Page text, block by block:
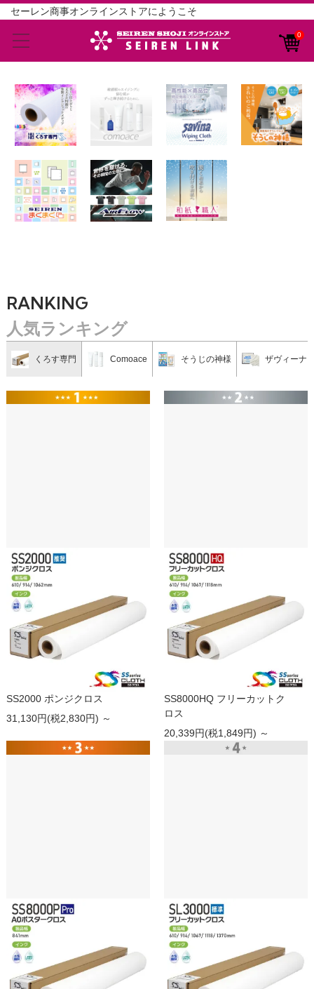
セーレン商事オンラインストアにようこそ
0
RANKING
人気ランキング
くろす専門 Comoace そうじの神様 ザヴィーナ
SS2000 ポンジクロス
31,130円(税2,830円) ～
SS8000HQ フリーカットク
ロス
20,339円(税1,849円) ～